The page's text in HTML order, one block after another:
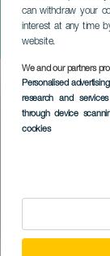
can withdraw your
interest at any time
website.
We and our partners
Personalised
research and
through device
cookies
Hvor er
GRAN
Imagen
Listado